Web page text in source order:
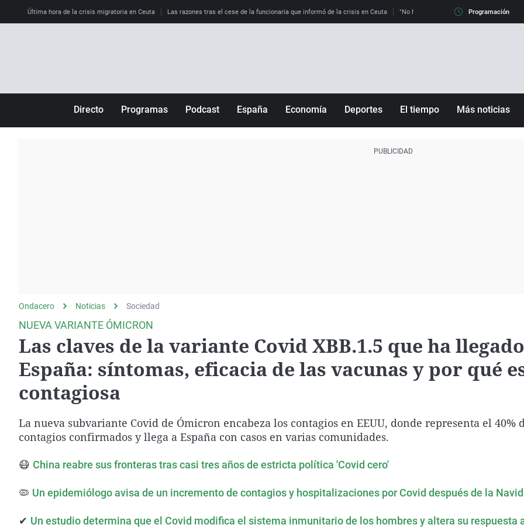
Última hora de la crisis migratoria en Ceuta Las razones tras el cese de la funcionaria que informó de la crisis en Ceuta "No hay mafias, que no nos engañen":
Programación
Directo Programas
Como el perro y el
gato
Podcast
Equipo de investigación
España
País Vasco
Economía Deportes El tiempo Más noticias
Ondacero Noticias Sociedad
NUEVA VARIANTE ÓMICRON
Las claves de la variante Covid XBB.1.5 que ha
España: síntomas, eficacia de las vacunas y por qué
contagiosa
La nueva subvariante Covid de Ómicron encabeza los contagios en EEUU, donde representa el 40%
contagios confirmados y llega a España con casos en varias comunidades.
😷 China reabre sus fronteras tras casi tres años de estricta política 'Covid cero'
🦠 Un epidemiólogo avisa de un incremento de contagios y hospitalizaciones por Covid después de la
✔ Un estudio determina que el Covid modifica el sistema inmunitario de los hombres y altera su respuesta